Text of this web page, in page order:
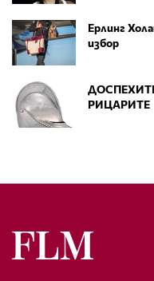
Ерлинг
избор
РИЦАРИТЕ